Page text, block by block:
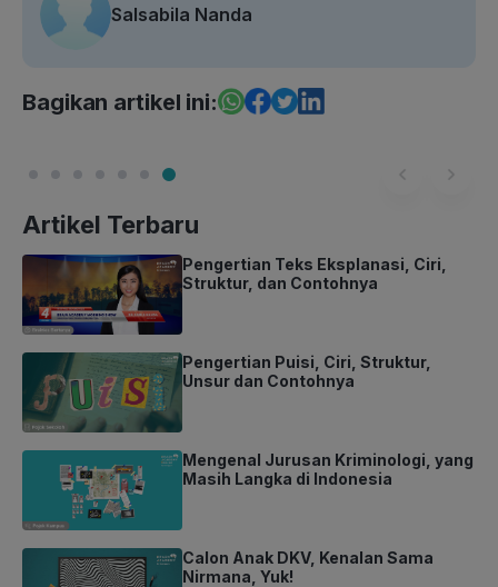
Salsabila Nanda
Bagikan artikel ini:
Artikel Terbaru
Pengertian Teks Eksplanasi, Ciri,
Struktur, dan Contohnya
Pengertian Puisi, Ciri, Struktur,
Unsur dan Contohnya
Mengenal Jurusan Kriminologi, yang
Masih Langka di Indonesia
Calon Anak DKV, Kenalan Sama
Nirmana, Yuk!